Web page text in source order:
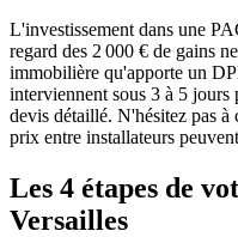
L'investissement dans une
regard des 2 000 € de gains
immobilière qu'apporte un
interviennent sous 3 à 5
devis détaillé. N'hésitez pas à
prix entre installateurs
Les 4 étapes de
Versailles